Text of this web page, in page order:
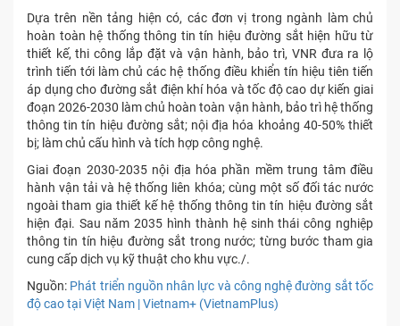
Dựa trên nền tảng hiện có, các đơn vị trong ngành làm chủ
hoàn toàn hệ thống thông tin tín hiệu đường sắt hiện hữu từ
thiết kế, thi công lắp đặt và vận hành, bảo trì, VNR đưa ra lộ
trình tiến tới làm chủ các hệ thống điều khiển tín hiệu tiên tiến
áp dụng cho đường sắt điện khí hóa và tốc độ cao dự kiến giai
đoạn 2026-2030 làm chủ hoàn toàn vận hành, bảo trì hệ thống
thông tin tín hiệu đường sắt; nội địa hóa khoảng 40-50% thiết
bị; làm chủ cấu hình và tích hợp công nghệ.
Giai đoạn 2030-2035 nội địa hóa phần mềm trung tâm điều
hành vận tải và hệ thống liên khóa; cùng một số đối tác nước
ngoài tham gia thiết kế hệ thống thông tin tín hiệu đường sắt
hiện đại. Sau năm 2035 hình thành hệ sinh thái công nghiệp
thông tin tín hiệu đường sắt trong nước; từng bước tham gia
cung cấp dịch vụ kỹ thuật cho khu vực./.
Nguồn: Phát triển nguồn nhân lực và công nghệ đường sắt tốc
độ cao tại Việt Nam | Vietnam+ (VietnamPlus)